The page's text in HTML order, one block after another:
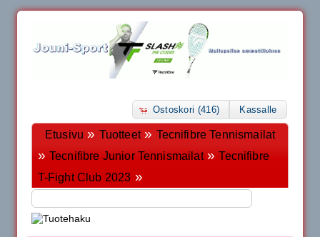
Ostoskori (416) Kassalle
Etusivu » Tuotteet» Tecnifibre Tennismailat
» Tecnifibre Junior Tennismailat»Tecnifibre
T-Fight Club 2023 »